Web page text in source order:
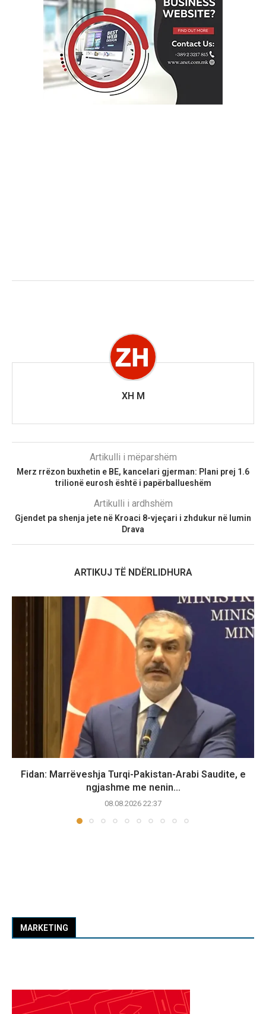
XH M
Artikulli i mëparshëm
Merz rrëzon buxhetin e BE, kancelari gjerman: Plani prej 1.6
trilionë eurosh është i papërballueshëm
Artikulli i ardhshëm
Gjendet pa shenja jete në Kroaci 8-vjeçari i zhdukur në lumin
Drava
ARTIKUJ TË NDËRLIDHURA
Fidan: Marrëveshja Turqi-Pakistan-Arabi Saudite, e
ngjashme me nenin...
08.08.2026 22:37
MARKETING